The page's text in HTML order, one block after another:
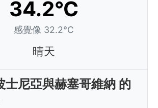
34.2°C
感覺像 32.2°C
晴天
士尼亞與赫塞哥維納 的